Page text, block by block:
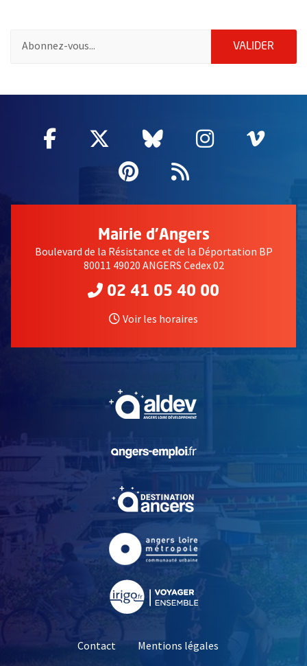
VALIDER
Facebook
, Ouvre une nouvelle fenêtre
Twitter
, Ouvre une nouvelle
Bluesky
, Ouvre une
Instagram
, Ouvre
,
Pinterest
, Ouvre une
Flux RSS
Mairie d'Angers
Boulevard de la Résistance et de la Déportation BP
80011 49020 ANGERS Cedex 02
02 41 05 40 00
Voir les horaires
, Ouvre une nouvelle
, Ouvre une nouvelle
Contact
Mentions légales